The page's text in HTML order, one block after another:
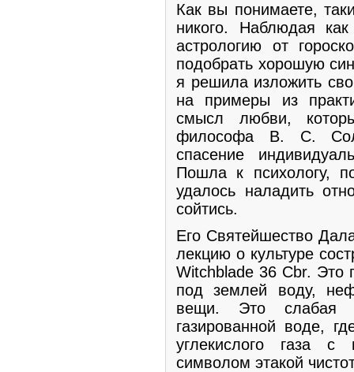
Как вы понимаете,
никого. Наблюдая
астрологию от
подобрать хорошую
я решила изложить
на примеры из
смысл любви,
философа В. С.
спасение
Пошла к психологу,
удалось наладить
сойтись.
Его Святейшество
лекцию о культуре
Witchblade 36 Cbr. Это
под землей воду,
вещи. Это слабая
газированной воде,
углекислого газа с
символом этакой